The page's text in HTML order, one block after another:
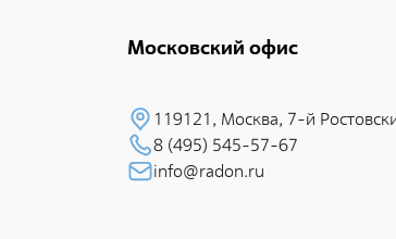
Московский офис
119121, Москва, 7-й
8 (495) 545-57-67
info@radon.ru